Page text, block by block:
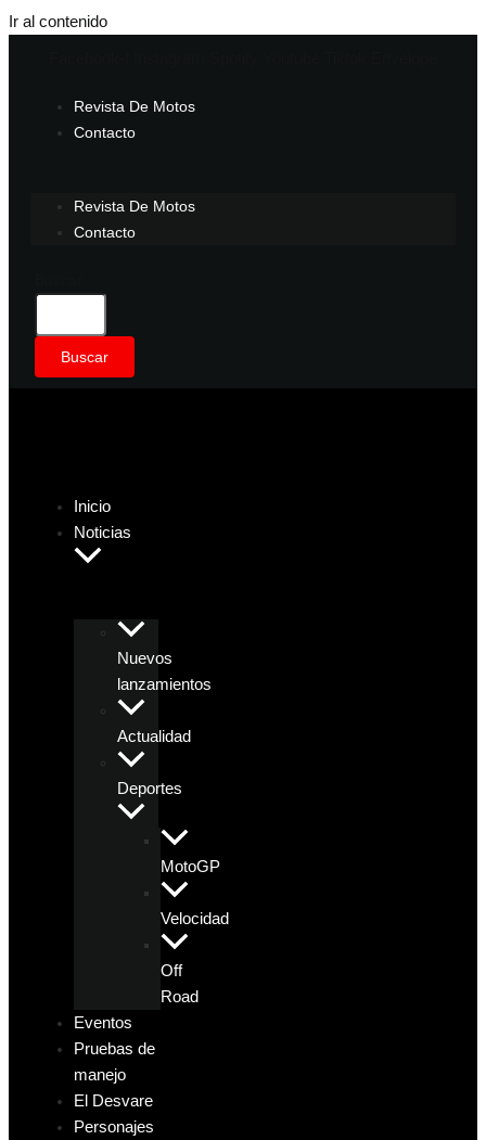
Ir al contenido
Revista De Motos
Contacto
Revista De Motos
Contacto
Buscar
Inicio
Noticias
Nuevos
lanzamientos
Actualidad
Deportes
MotoGP
Velocidad
Off
Road
Eventos
Pruebas de
manejo
El Desvare
Personajes